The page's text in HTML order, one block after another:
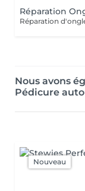
Réparation
Réparation
Nous avons
Pédicure
Nouveau